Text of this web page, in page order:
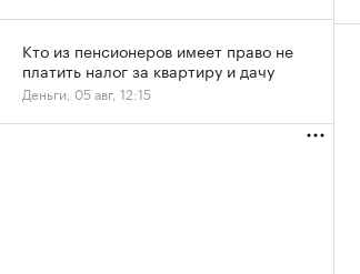
Кто из пенсионеров имеет право не
платить налог за квартиру и дачу
Деньги, 05 авг, 12:15